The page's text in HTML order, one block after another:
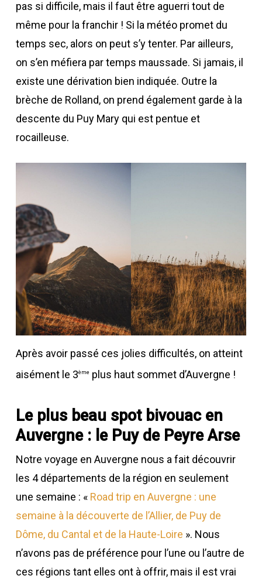
pas si difficile, mais il faut être aguerri tout de
même pour la franchir ! Si la météo promet du
temps sec, alors on peut s’y tenter. Par ailleurs,
on s’en méfiera par temps maussade. Si jamais, il
existe une dérivation bien indiquée. Outre la
brèche de Rolland, on prend également garde à la
descente du Puy Mary qui est pentue et
rocailleuse.
Après avoir passé ces jolies difficultés, on atteint
aisément le 3ème plus haut sommet d’Auvergne !
Le plus beau spot bivouac en
Auvergne : le Puy de Peyre Arse
Notre voyage en Auvergne nous a fait découvrir
les 4 départements de la région en seulement
une semaine : « Road trip en Auvergne : une
semaine à la découverte de l’Allier, de Puy de
Dôme, du Cantal et de la Haute-Loire ». Nous
n’avons pas de préférence pour l’une ou l’autre de
ces régions tant elles ont à offrir, mais il est vrai